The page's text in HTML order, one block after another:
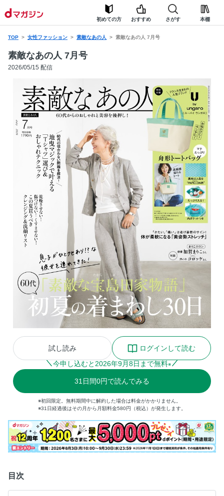
初めての方 おすすめ さがす 本棚
TOP 女性ファッション 素敵なあの人 素敵なあの人 7月号
素敵なあの人 7月号
2026/05/15 配信
試し読み
ログインして読む
今申し込むと 2026年9月8日まで無料※
31 日間0円で読んでみる
※初回限定。無料期間中に解約した場合は料金がかかりません。
※31日経過後はその月から月額料金580円（税込）が発生します。
目次